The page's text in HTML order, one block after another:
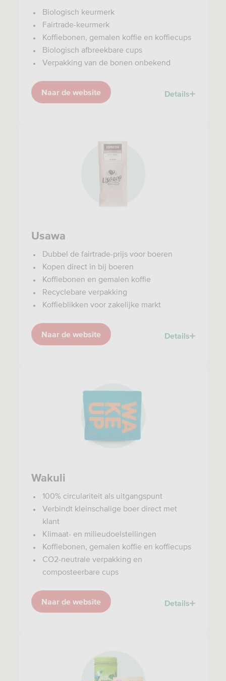
Biologisch keurmerk
Fairtrade-keurmerk
Koffiebonen, gemalen koffie en koffiecups
Biologisch afbreekbare cups
Verpakking van de bonen onbekend
Naar de website Details
Usawa
Dubbel de fairtrade-prijs voor boeren
Kopen direct in bij boeren
Koffiebonen en gemalen koffie
Recyclebare verpakking
Koffieblikken voor zakelijke markt
Naar de website Details
Wakuli
100% circulariteit als uitgangspunt
Verbindt kleinschalige boer direct met
klant
Klimaat- en milieudoelstellingen
Koffiebonen, gemalen koffie en koffiecups
CO2-neutrale verpakking en
composteerbare cups
Naar de website Details